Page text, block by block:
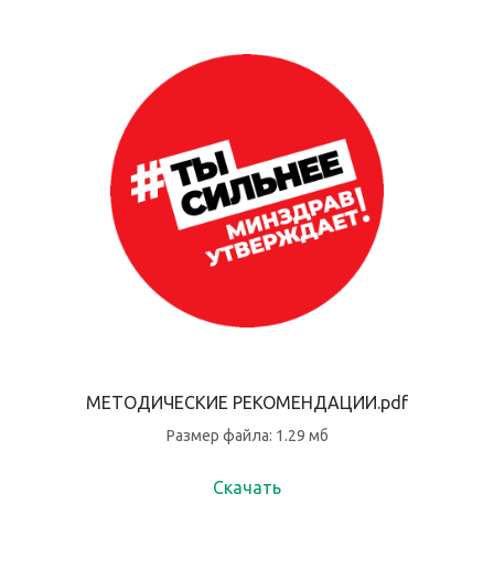
МЕТОДИЧЕСКИЕ РЕКОМЕНДАЦИИ.pdf
Размер файла: 1.29 мб
Скачать